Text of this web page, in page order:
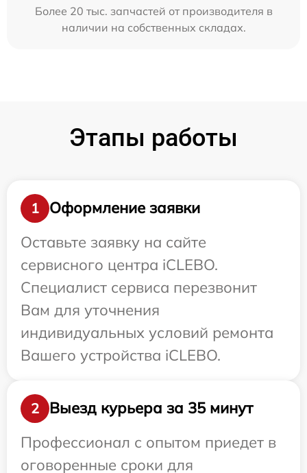
Более 20 тыс. запчастей от производителя в
наличии на собственных складах.
Этапы работы
1
Оформление заявки
Оставьте заявку на сайте
сервисного центра iCLEBO.
Специалист сервиса перезвонит
Вам для уточнения
индивидуальных условий ремонта
Вашего устройства iCLEBO.
2
Выезд курьера за 35 минут
Профессионал с опытом приедет в
оговоренные сроки для